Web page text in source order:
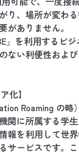
り、場所が変わ
がありません。
」を利⽤するビ
ない利便性およ
化】
Roaming の略
関に所属する学⽣
報を利⽤して世
サービスです。